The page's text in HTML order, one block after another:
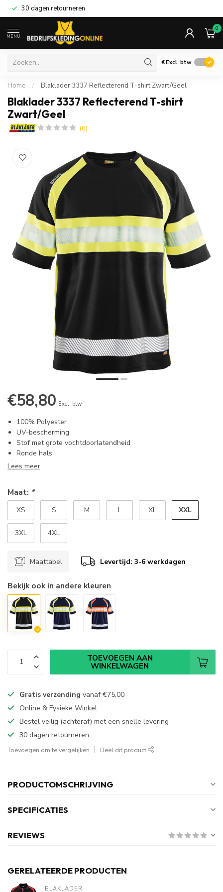
30 dagen retourneren
MENU
0
€Excl. btw
Home / Blaklader 3337 Reflecterend T-shirt Zwart/Geel
Blaklader 3337 Reflecterend T-shirt
Zwart/Geel
(0)
€58,80 Excl. btw
100% Polyester
UV-bescherming
Stof met grote vochtdoorlatendheid
Ronde hals
Lees meer
Maat: *
XS S M L XL XXL
3XL 4XL
Maattabel Levertijd: 3-6 werkdagen
Bekijk ook in andere kleuren
TOEVOEGEN AAN
WINKELWAGEN
Gratis verzending vanaf€75,00
Online & Fysieke Winkel
Bestel veilig (achteraf) met een snelle levering
30 dagen retourneren
Toevoegen om te vergelijken Deel dit product
PRODUCTOMSCHRIJVING
SPECIFICATIES
REVIEWS
GERELATEERDE PRODUCTEN
BLAKLADER